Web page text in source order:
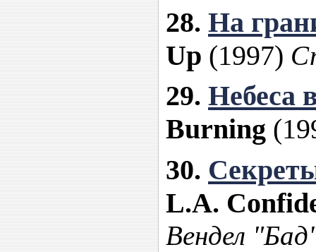
28. На
Up (1997)
29. Небеса
Burning
30.
L.A.
Вендел